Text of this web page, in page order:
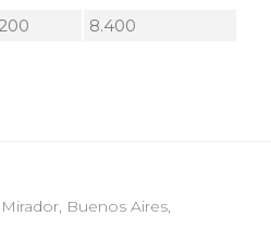
200 8.400
Buenos Aires,